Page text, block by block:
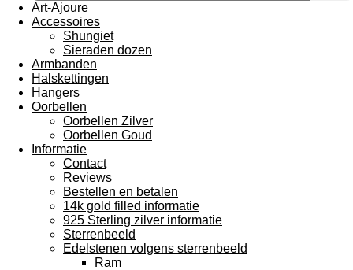
Art-Ajoure
Accessoires
Shungiet
Sieraden dozen
Armbanden
Halskettingen
Hangers
Oorbellen
Oorbellen Zilver
Oorbellen Goud
Informatie
Contact
Reviews
Bestellen en betalen
14k gold filled informatie
925 Sterling zilver informatie
Sterrenbeeld
Edelstenen volgens sterrenbeeld
Ram